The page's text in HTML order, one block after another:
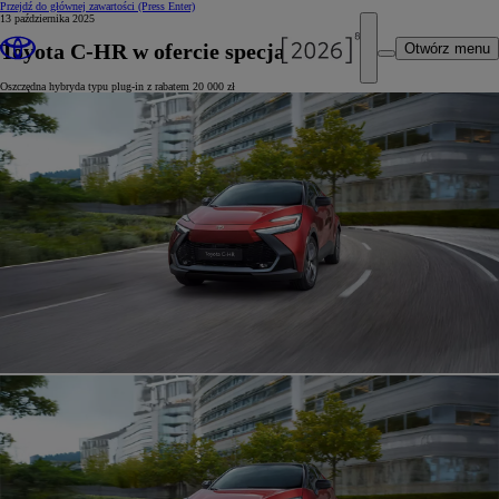
Przejdź do głównej zawartości (Press Enter)
Otwórz menu
13 października 2025
Toyota C-HR w ofercie specjalnej
Oszczędna hybryda typu plug-in z rabatem 20 000 zł